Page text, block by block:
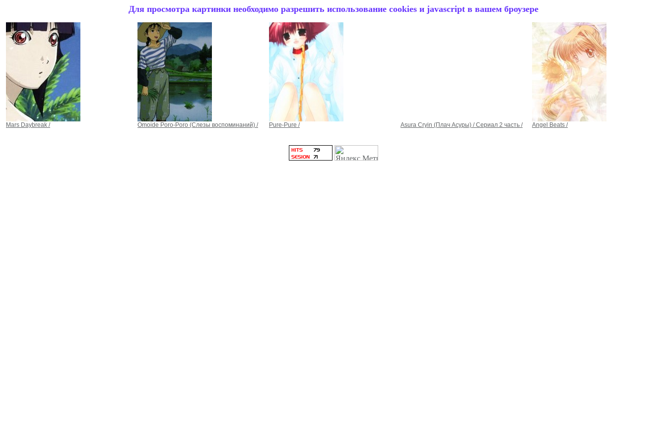
Для просмотра картинки необходимо разрешить использование cookies и javascript в вашем броузере
Mars Daybreak / Omoide Poro-Poro (Слезы воспоминаний) / Pure-Pure / Asura Cryin (Плач Асуры) / Сериал 2 часть / Angel Beats /